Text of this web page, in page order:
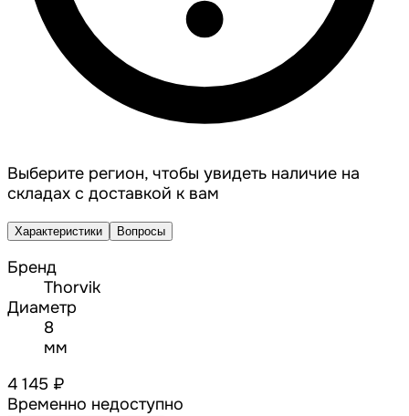
Выберите регион, чтобы увидеть наличие на
складах с доставкой к вам
Характеристики Вопросы
Бренд
Thorvik
Диаметр
8
мм
4 145 ₽
Временно недоступно